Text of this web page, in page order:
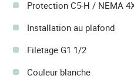
Protection C5-H / NEMA
Installation au plafond
Filetage G1 1/2
Couleur blanche